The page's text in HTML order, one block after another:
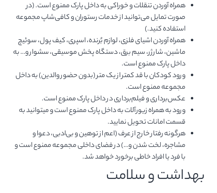
همراه آوردن تنقلات و خوراکی به داخل پارک ممنوع است. (در
صورت تمایل می‌توانید از خدمات رستوران و کافی‌شاپ مجموعه
استفاده کنید.)
همراه آوردن اشیای فلزی، لوازم بُرنده، اسپری، کیف پول، سوئیچ
ماشین، شارژر، سیم برق، دستگاه پخش موسیقی، سشوار و… به
داخل پارک ممنوع است.
ورود کودکان با قد کمتر از یک متر (بدون حضور والدین) به داخل
مجموعه ممنوع است.
عکس‌برداری و فیلم‌برداری در داخل پارک ممنوع است.
ورود به همراه زیورآلات به داخل پارک ممنوع است و میتوانید به
قسمت امانات تحویل نمایید.
هرگونه رفتار خارج از عرف (اعم از توهین و بی‌ادبی، دعوا و
مشاجره، لخت شدن و…) در فضای داخلی مجموعه ممنوع است و
با فرد یا افراد خاطی برخورد خواهد شد.
بهداشت و سلامت